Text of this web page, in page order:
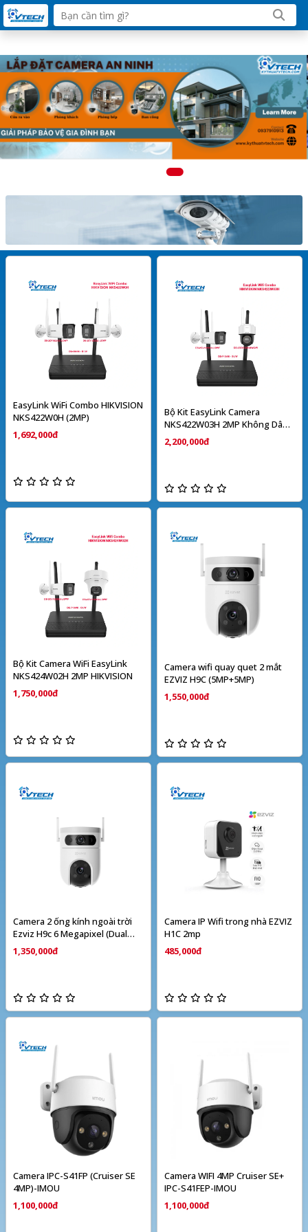
EasyLink WiFi Combo HIKVISION
NKS422W0H (2MP)
1,692,000đ
Bộ Kit EasyLink Camera
NKS422W03H 2MP Không Dây
HIKVISION
2,200,000đ
Bộ Kit Camera WiFi EasyLink
NKS424W02H 2MP HIKVISION
1,750,000đ
Camera wifi quay quet 2 mắt
EZVIZ H9C (5MP+5MP)
1,550,000đ
Camera 2 ống kính ngoài trời
Ezviz H9c 6 Megapixel (Dual
camera)
1,350,000đ
Camera IP Wifi trong nhà EZVIZ
H1C 2mp
485,000đ
Camera IPC-S41FP (Cruiser SE
4MP)-IMOU
1,100,000đ
Camera WIFI 4MP Cruiser SE+
IPC-S41FEP-IMOU
1,100,000đ